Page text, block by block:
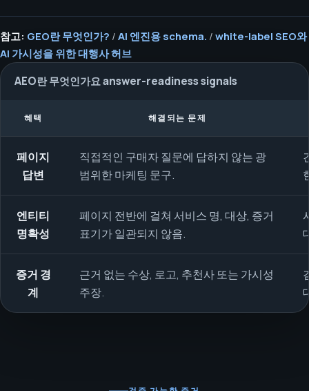
참고: GEO란 무엇인가? / AI 엔진용 schema. / white-label SEO와
AI 가시성을 위한 대행사 허브
AEO란 무엇인가요 answer-readiness signals
혜택 해결되는 문제
페이지
답변
직접적인 구매자 질문에 답하지 않는 광
범위한 마케팅 문구.
엔티티
명확성
페이지 전반에 걸쳐 서비스 명, 대상, 증거
표기가 일관되지 않음.
증거 경
계
근거 없는 수상, 로고, 추천사 또는 가시성
주장.